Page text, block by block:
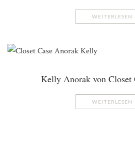
WEITERLESEN
Kelly Anorak von Closet
WEITERLESEN